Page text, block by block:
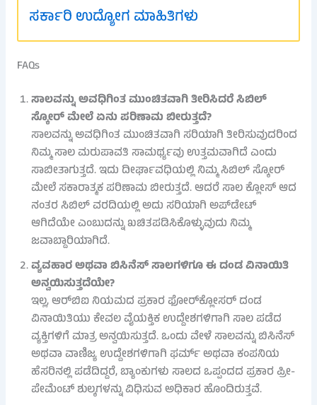
ಸರ್ಕಾರಿ ಉದ್ಯೋಗ ಮಾಹಿತಿಗಳು
FAQs
ಸಾಲವನ್ನು ಅವಧಿಗಿಂತ ಮುಂಚಿತವಾಗಿ ತೀರಿಸಿದರೆ ಸಿಬಿಲ್
ಸ್ಕೋರ್ ಮೇಲೆ ಏನು ಪರಿಣಾಮ ಬೀರುತ್ತದೆ?
ಸಾಲವನ್ನು ಅವಧಿಗಿಂತ ಮುಂಚಿತವಾಗಿ ಸರಿಯಾಗಿ ತೀರಿಸುವುದರಿಂದ
ನಿಮ್ಮ ಸಾಲ ಮರುಪಾವತಿ ಸಾಮರ್ಥ್ಯವು ಉತ್ತಮವಾಗಿದೆ ಎಂದು
ಸಾಬೀತಾಗುತ್ತದೆ. ಇದು ದೀರ್ಘಾವಧಿಯಲ್ಲಿ ನಿಮ್ಮ ಸಿಬಿಲ್ ಸ್ಕೋರ್
ಮೇಲೆ ಸಕಾರಾತ್ಮಕ ಪರಿಣಾಮ ಬೀರುತ್ತದೆ. ಆದರೆ ಸಾಲ ಕ್ಲೋಸ್ ಆದ
ನಂತರ ಸಿಬಿಲ್ ವರದಿಯಲ್ಲಿ ಅದು ಸರಿಯಾಗಿ ಅಪ್‌ಡೇಟ್
ಆಗಿದೆಯೇ ಎಂಬುದನ್ನು ಖಚಿತಪಡಿಸಿಕೊಳ್ಳುವುದು ನಿಮ್ಮ
ಜವಾಬ್ದಾರಿಯಾಗಿದೆ.
ವ್ಯವಹಾರ ಅಥವಾ ಬಿಸಿನೆಸ್ ಸಾಲಗಳಿಗೂ ಈ ದಂಡ ವಿನಾಯಿತಿ
ಅನ್ವಯಿಸುತ್ತದೆಯೇ?
ಇಲ್ಲ, ಆರ್‌ಬಿಐ ನಿಯಮದ ಪ್ರಕಾರ ಫೋರ್‌ಕ್ಲೋಸರ್ ದಂಡ
ವಿನಾಯಿತಿಯು ಕೇವಲ ವೈಯಕ್ತಿಕ ಉದ್ದೇಶಗಳಿಗಾಗಿ ಸಾಲ ಪಡೆದ
ವ್ಯಕ್ತಿಗಳಿಗೆ ಮಾತ್ರ ಅನ್ವಯಿಸುತ್ತದೆ. ಒಂದು ವೇಳೆ ಸಾಲವನ್ನು ಬಿಸಿನೆಸ್
ಅಥವಾ ವಾಣಿಜ್ಯ ಉದ್ದೇಶಗಳಿಗಾಗಿ ಫರ್ಮ್ ಅಥವಾ ಕಂಪನಿಯ
ಹೆಸರಿನಲ್ಲಿ ಪಡೆದಿದ್ದರೆ, ಬ್ಯಾಂಕುಗಳು ಸಾಲದ ಒಪ್ಪಂದದ ಪ್ರಕಾರ ಪ್ರೀ-
ಪೇಮೆಂಟ್ ಶುಲ್ಕಗಳನ್ನು ವಿಧಿಸುವ ಅಧಿಕಾರ ಹೊಂದಿರುತ್ತವೆ.